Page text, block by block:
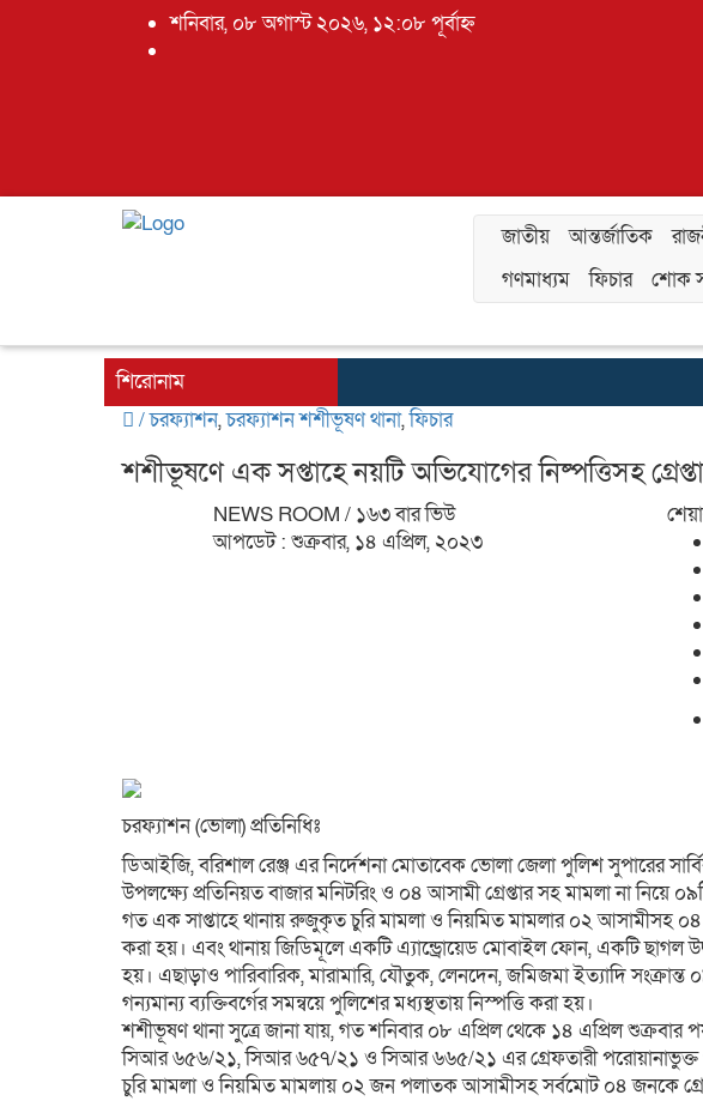
শনিবার, ০৮ অগাস্ট ২০২৬, ১২:০৮ পূর্বাহ্ন
জাতীয় আন্তর্জাতিক
গণমাধ্যম
ফিচার শোক
শিরোনাম
/চরফ্যাশন,চরফ্যাশন শশীভূষণ থানা,ফিচার
শশীভূষণে এক সপ্তাহে নয়টি অভিযোগের নিষ্পত্তিসহ
NEWS ROOM / ১৬৩ বার ভিউ
আপডেট : শুক্রবার, ১৪ এপ্রিল, ২০২৩
চরফ্যাশন (ভোলা) প্রতিনিধিঃ
ডিআইজি, বরিশাল রেঞ্জ এর নির্দেশনা মোতাবেক ভোলা জেলা পুলিশ সুপারের
উপলক্ষ্যে প্রতিনিয়ত বাজার মনিটরিং ও ০৪ আসামী গ্রেপ্তার সহ মামলা না নিয়ে
গত এক সাপ্তাহে থানায় রুজুকৃত চুরি মামলা ও নিয়মিত মামলার ০২ আসামীসহ
করা হয়। এবং থানায় জিডিমূলে একটি এ্যান্ড্রোয়েড মোবাইল ফোন, একটি ছাগল
হয়। এছাড়াও পারিবারিক, মারামারি, যৌতুক, লেনদেন, জমিজমা ইত্যাদি সংক্রান্ত
গন্যমান্য ব্যক্তিবর্গের সমন্বয়ে পুলিশের মধ্যস্থতায় নিস্পত্তি করা হয়।
শশীভূষণ থানা সুত্রে জানা যায়, গত শনিবার ০৮ এপ্রিল থেকে ১৪ এপ্রিল শুক্রবার
সিআর ৬৫৬/২১, সিআর ৬৫৭/২১ ও সিআর ৬৬৫/২১ এর গ্রেফতারী
চুরি মামলা ও নিয়মিত মামলায় ০২ জন পলাতক আসামীসহ সর্বমোট ০৪ জনকে